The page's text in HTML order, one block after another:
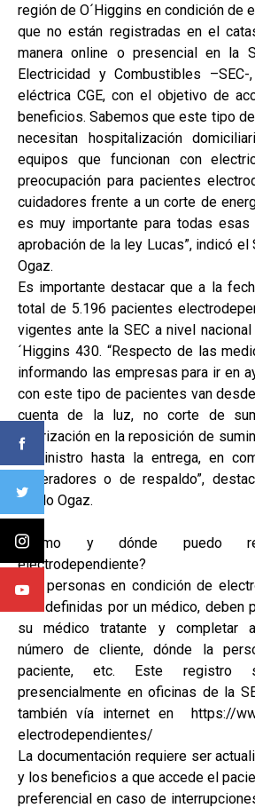
región de O´Higgins en condición de
que no están registradas en el
manera online o presencial en la
Electricidad y Combustibles
eléctrica CGE, con el objetivo de
beneficios. Sabemos que este tipo
necesitan hospitalización
equipos que funcionan con
preocupación para pacientes
cuidadores frente a un corte de
es muy importante para todas
aprobación de la ley Lucas”, indicó
Ogaz.
Es importante destacar que a la
total de 5.196 pacientes
vigentes ante la SEC a nivel
´Higgins 430. “Respecto de las
informando las empresas para ir en
con este tipo de pacientes van
cuenta de la luz, no corte de
priorización en la reposición de
suministro hasta la entrega, en
generadores o de respaldo”,
Pablo Ogaz.
¿Cómo y dónde puedo
electrodependiente?
Las personas en condición de
son definidas por un médico, deben
su médico tratante y completar
número de cliente, dónde la
paciente, etc. Este registro
presencialmente en oficinas de la
también vía internet en https://
electrodependientes/
La documentación requiere ser
y los beneficios a que accede el
preferencial en caso de